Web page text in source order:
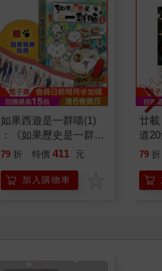
如果西遊是一群喵(1)
：《如果歷史是一群
喵》作者最新力作，附
79 折 特價 411 元
加入購物車
廿
道
79 折